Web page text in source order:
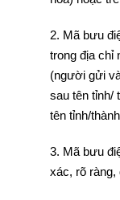
2. Mã bưu
trong địa chỉ
(người gửi
sau tên tỉnh/
tên tỉnh/
3. Mã bưu
xác, rõ ràng,